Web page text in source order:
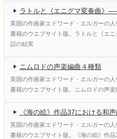
ラトルと《エニグマ変奏曲》
英国の作曲家エドワード・エルガーの
書籍のウエブサイト版。ラトルと《エ
話の結実
ニムロドの声楽編曲４種類
英国の作曲家エドワード・エルガーの
書籍のウエブサイト版。ニムロドの声
《海の絵》作品37における和
英国の作曲家エドワード・エルガーの
書籍のウエブサイト版。《海の絵》作